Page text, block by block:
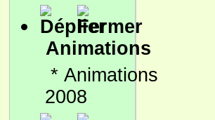
Animations
* Animations
2008